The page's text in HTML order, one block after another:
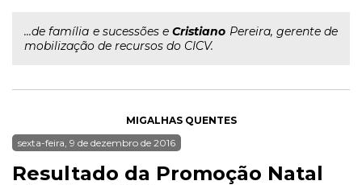
...de família e sucessões eCristiano Pereira, gerente de
mobilização de recursos do CICV.
MIGALHAS QUENTES
sexta-feira, 9 de dezembro de 2016
Resultado da Promoção Natal